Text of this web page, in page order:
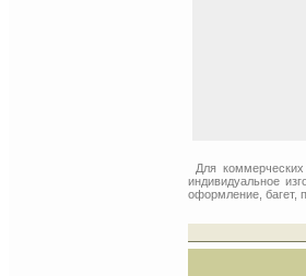
Для
индивидуальное
оформление, багет,